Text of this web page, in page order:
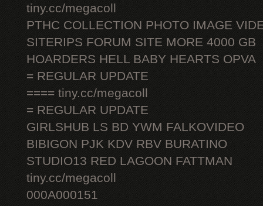
tiny.cc/megacoll
PTHC COLLECTION PHOTO IMAGE
SITERIPS FORUM SITE MORE 4000 GB
HOARDERS HELL BABY HEARTS OPVA
= REGULAR UPDATE
==== tiny.cc/megacoll
= REGULAR UPDATE
GIRLSHUB LS BD YWM FALKOVIDEO
BIBIGON PJK KDV RBV BURATINO
STUDIO13 RED LAGOON FATTMAN
tiny.cc/megacoll
000A000151